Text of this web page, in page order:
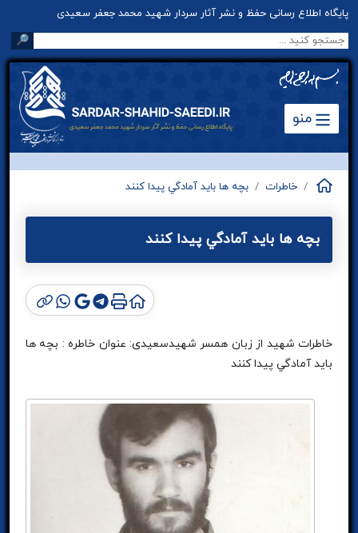
پایگاه اطلاع رسانی حفظ و نشر آثار سردار شهید محمد جعفر سعیدی
🔎
منو
خاطرات بچه ها بايد آمادگي پيدا كنند
بچه ها بايد آمادگي پيدا كنند
خاطرات شهيد از زبان همسر شهيدسعیدی: عنوان خاطره : بچه ها
بايد آمادگي پيدا كنند